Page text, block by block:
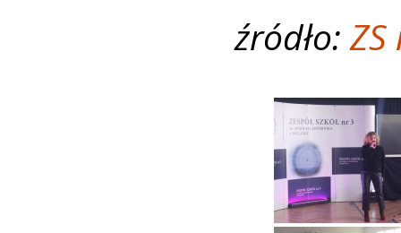
źródło: